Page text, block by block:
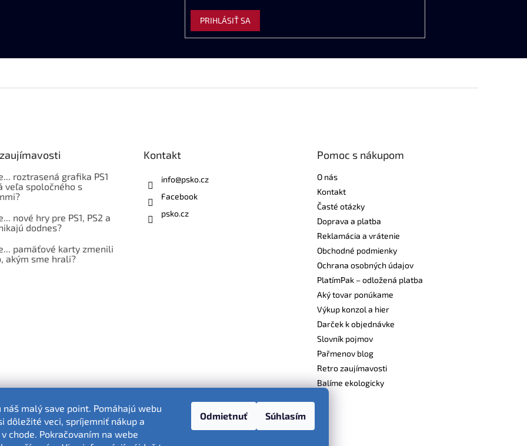
náš malý save point. Pomáhajú webu
dôležité veci, spríjemniť nákup a
chode. Pokračovaním na webe
Odmietnuť Súhlasím
PRIHLÁSIŤ SA
roztrasená grafika PS1
veľa spoločného s
nové hry pre PS1, PS2 a
dodnes?
pamäťové karty zmenili
akým sme hrali?
Kontakt
info@psko.cz
Facebook
psko.cz
Pomoc s nákupom
O nás
Kontakt
Časté otázky
Doprava a platba
Reklamácia a vrátenie
Obchodné podmienky
Ochrana osobných údajov
PlatímPak – odložená platba
Aký tovar ponúkame
Výkup konzol a hier
Darček k objednávke
Slovník pojmov
Pařmenov blog
Retro zaujímavosti
Balíme ekologicky
Fotografie produktov sú ilustračné.